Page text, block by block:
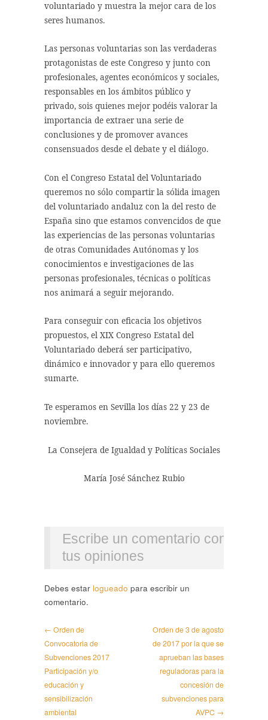
voluntariado y muestra la mejor cara de los
seres humanos.
Las personas voluntarias son las verdaderas
protagonistas de este Congreso y junto con
profesionales, agentes económicos y sociales,
responsables en los ámbitos público y
privado, sois quienes mejor podéis valorar la
importancia de extraer una serie de
conclusiones y de promover avances
consensuados desde el debate y el diálogo.
Con el Congreso Estatal del Voluntariado
queremos no sólo compartir la sólida imagen
del voluntariado andaluz con la del resto de
España sino que estamos convencidos de que
las experiencias de las personas voluntarias
de otras Comunidades Autónomas y los
conocimientos e investigaciones de las
personas profesionales, técnicas o políticas
nos animará a seguir mejorando.
Para conseguir con eficacia los objetivos
propuestos, el XIX Congreso Estatal del
Voluntariado deberá ser participativo,
dinámico e innovador y para ello queremos
sumarte.
Te esperamos en Sevilla los días 22 y 23 de
noviembre.
La Consejera de Igualdad y Políticas Sociales
María José Sánchez Rubio
Escribe un comentario con
tus opiniones
Debes estar logueado para escribir un
comentario.
← Orden de
Convocatoria de
Subvenciones 2017
Participación y/o
educación y
sensibilización
ambiental
Orden de 3 de agosto
de 2017 por la que se
aprueban las bases
reguladoras para la
concesión de
subvenciones para
AVPC →